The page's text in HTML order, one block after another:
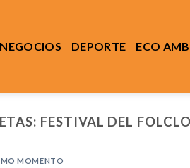
NEGOCIOS DEPORTE ECO
FESTIVAL DEL
MOMENTO